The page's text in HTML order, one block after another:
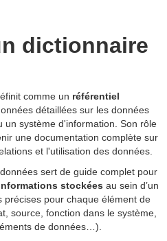
dictionnaire
comme un référentiel
détaillées sur les données
un système d'information. Son rôle
une documentation complète sur
et l'utilisation des données.
sert de guide complet pour
stockées au sein d’un
pour chaque élément de
source, fonction dans le système,
de données…).